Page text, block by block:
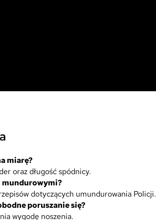
miarę?
oraz długość spódnicy.
mundurowymi?
dotyczących umundurowania Policji.
poruszanie się?
wygodę noszenia.